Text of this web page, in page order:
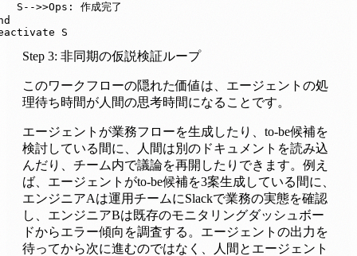
S-->>Ops: 作成完了
S
Step 3: 非同期の仮説検証ループ
このワークフローの隠れた価値は、エージェントの処
理待ち時間が人間の思考時間になることです。
エージェントが業務フローを生成したり、to-be候補を
検討している間に、人間は別のドキュメントを読み込
んだり、チーム内で議論を再開したりできます。例え
ば、エージェントがto-be候補を3案生成している間に、
エンジニアAは運用チームにSlackで業務の実態を確認
し、エンジニアBは既存のモニタリングダッシュボー
ドからエラー傾向を調査する。エージェントの出力を
待ってから次に進むのではなく、人間とエージェント